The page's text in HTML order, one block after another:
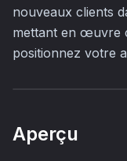
nouveaux clients
mettant en œuvre
positionnez votre
Aperçu